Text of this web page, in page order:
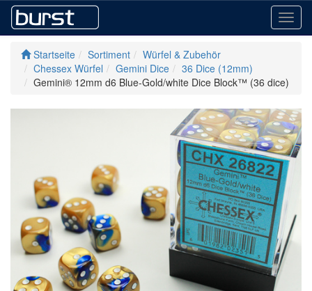
Startseite
Sortiment
Würfel & Zubehör
Chessex Würfel
Gemini Dice
36 Dice (12mm)
Gemini® 12mm d6 Blue-Gold/white Dice Block™ (36 dice)